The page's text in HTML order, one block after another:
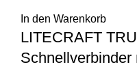
In den Warenkorb
LITECRAFT